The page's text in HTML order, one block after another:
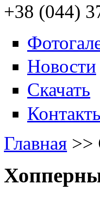
+38 (044)
Новости
Скачать
Главная >>